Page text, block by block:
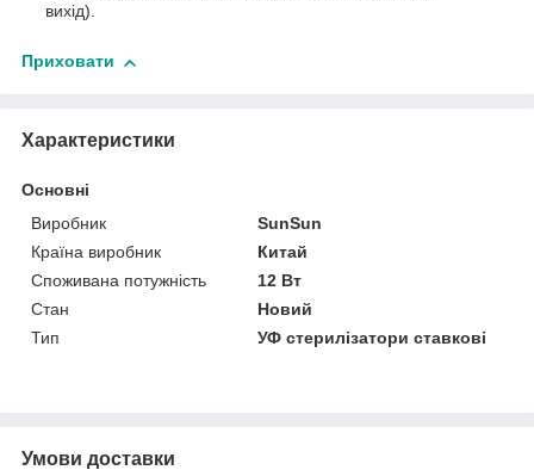
вихід).
Приховати
Характеристики
Основні
Виробник
SunSun
Країна виробник
Китай
Споживана потужність
12 Вт
Стан
Новий
Тип
УФ стерилізатори ставкові
Умови доставки